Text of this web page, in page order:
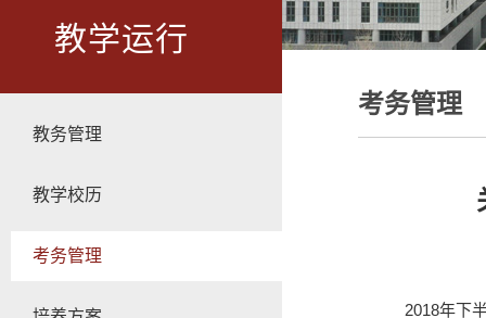
教学运行
教务管理
教学校历
考务管理
考务管理
2018年下